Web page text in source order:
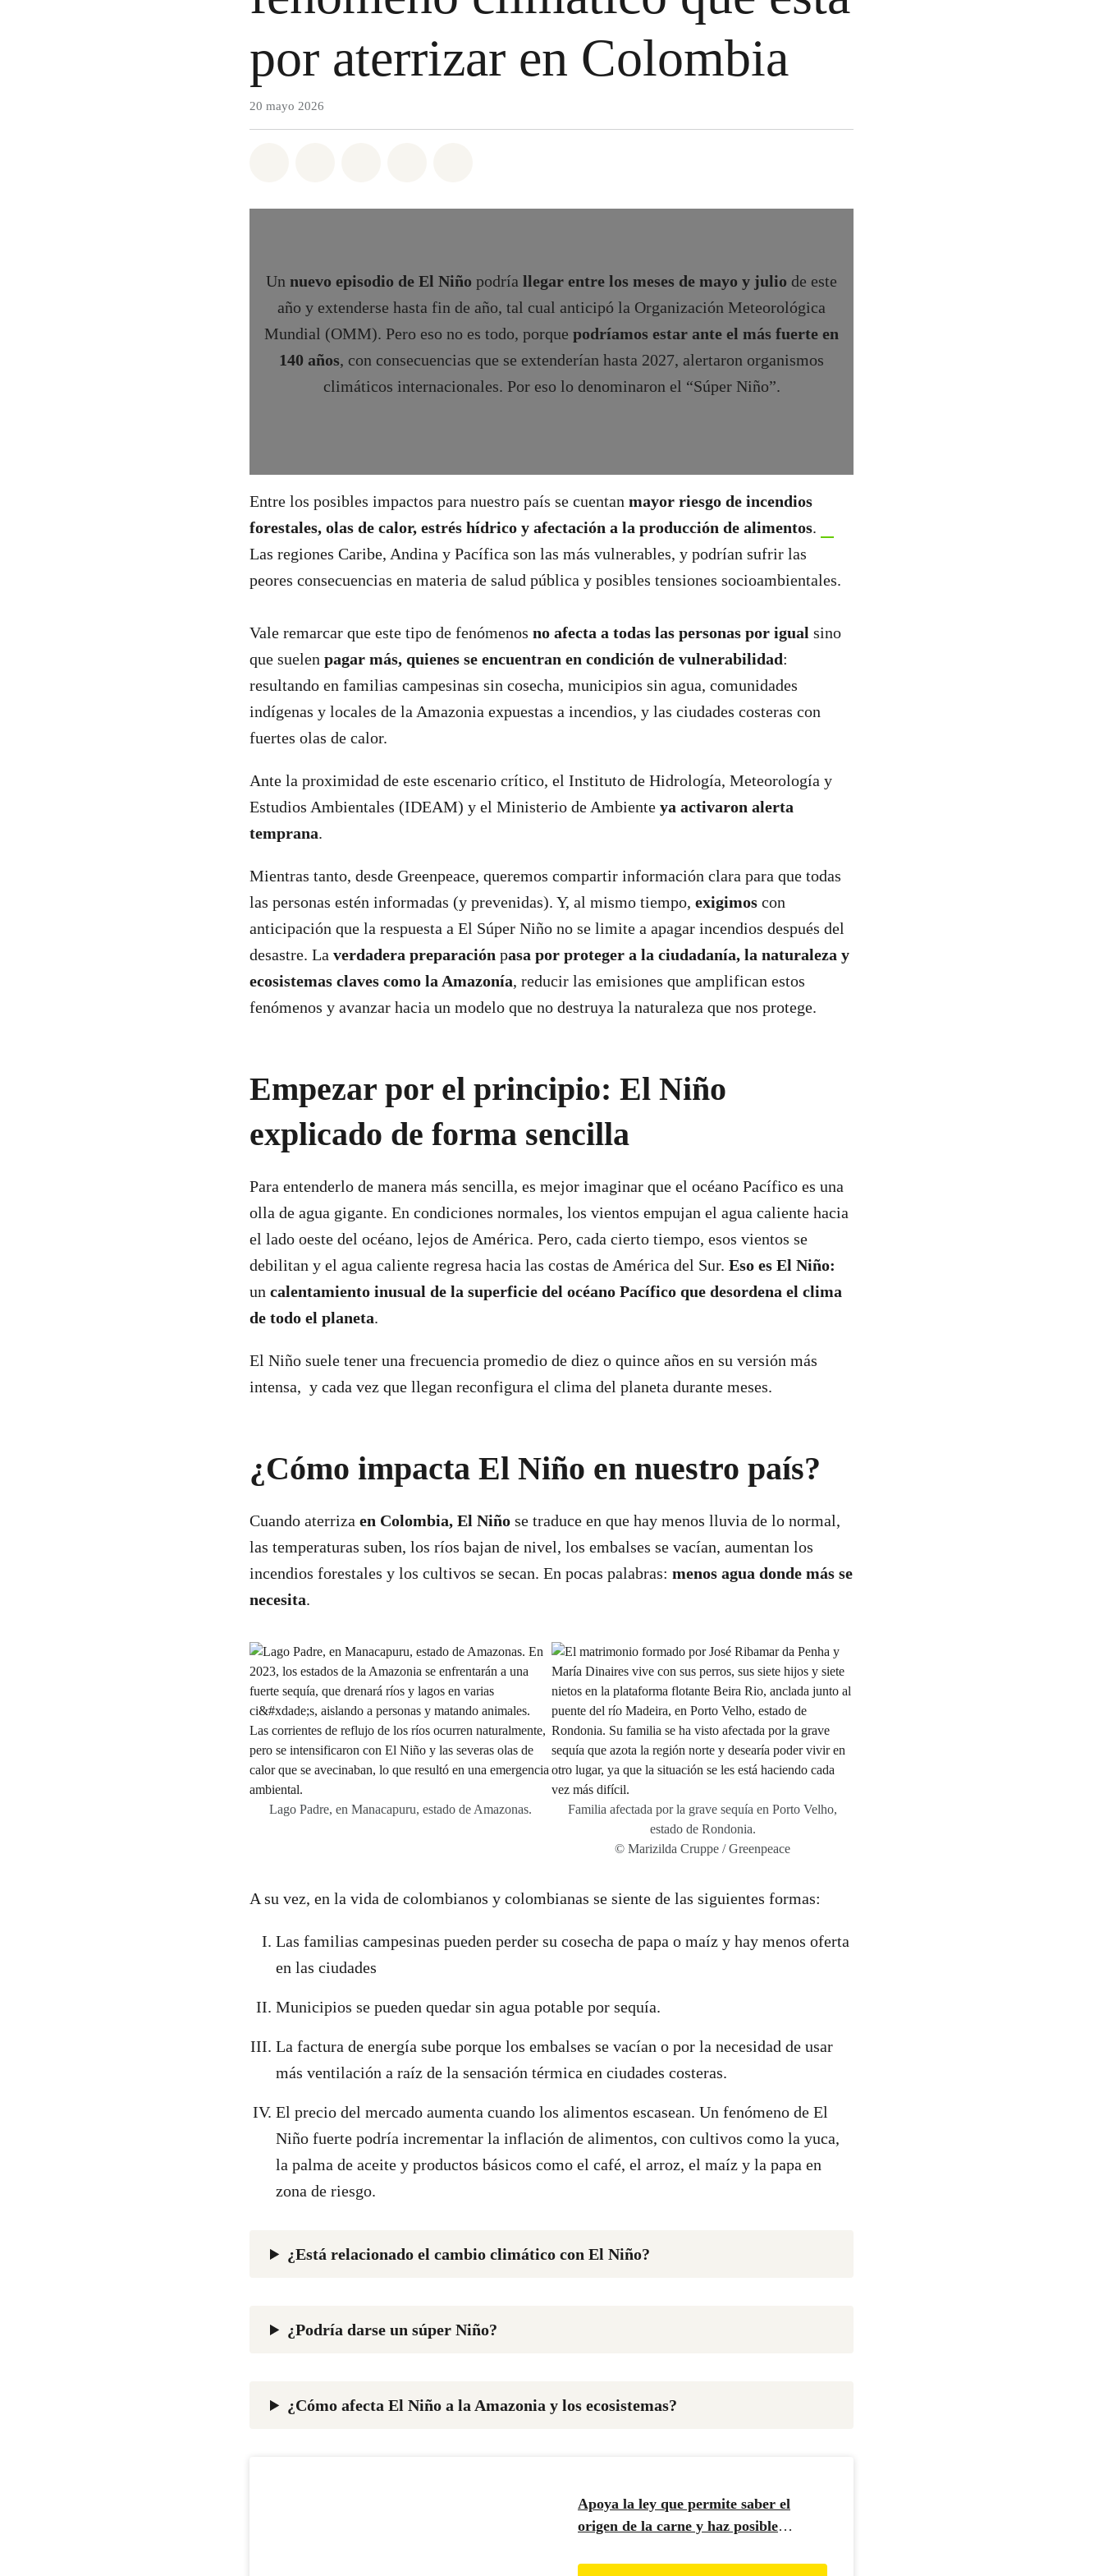
por aterrizar en Colombia
20 mayo 2026
Un nuevo episodio de El Niño podría llegar entre los meses de mayo y julio de este
año y extenderse hasta fin de año, tal cual anticipó la Organización Meteorológica
Mundial (OMM). Pero eso no es todo, porque podríamos estar ante el más fuerte en
140 años, con consecuencias que se extenderían hasta 2027, alertaron organismos
climáticos internacionales. Por eso lo denominaron el “Súper Niño”.
Entre los posibles impactos para nuestro país se cuentan mayor riesgo de incendios
forestales, olas de calor, estrés hídrico y afectación a la producción de alimentos.
Las regiones Caribe, Andina y Pacífica son las más vulnerables, y podrían sufrir las
peores consecuencias en materia de salud pública y posibles tensiones socioambientales.
Vale remarcar que este tipo de fenómenos no afecta a todas las personas por igual sino
que suelen pagar más, quienes se encuentran en condición de vulnerabilidad:
resultando en familias campesinas sin cosecha, municipios sin agua, comunidades
indígenas y locales de la Amazonia expuestas a incendios, y las ciudades costeras con
fuertes olas de calor.
Ante la proximidad de este escenario crítico, el Instituto de Hidrología, Meteorología y
Estudios Ambientales (IDEAM) y el Ministerio de Ambiente ya activaron alerta
temprana.
Mientras tanto, desde Greenpeace, queremos compartir información clara para que todas
las personas estén informadas (y prevenidas). Y, al mismo tiempo, exigimos con
anticipación que la respuesta a El Súper Niño no se limite a apagar incendios después del
desastre. La verdadera preparación pasa por proteger a la ciudadanía, la naturaleza y
ecosistemas claves como la Amazonía, reducir las emisiones que amplifican estos
fenómenos y avanzar hacia un modelo que no destruya la naturaleza que nos protege.
Empezar por el principio: El Niño
explicado de forma sencilla
Para entenderlo de manera más sencilla, es mejor imaginar que el océano Pacífico es una
olla de agua gigante. En condiciones normales, los vientos empujan el agua caliente hacia
el lado oeste del océano, lejos de América. Pero, cada cierto tiempo, esos vientos se
debilitan y el agua caliente regresa hacia las costas de América del Sur. Eso es El Niño:
un calentamiento inusual de la superficie del océano Pacífico que desordena el clima
de todo el planeta.
El Niño suele tener una frecuencia promedio de diez o quince años en su versión más
intensa, y cada vez que llegan reconfigura el clima del planeta durante meses.
¿Cómo impacta El Niño en nuestro país?
Cuando aterriza en Colombia, El Niño se traduce en que hay menos lluvia de lo normal,
las temperaturas suben, los ríos bajan de nivel, los embalses se vacían, aumentan los
incendios forestales y los cultivos se secan. En pocas palabras: menos agua donde más se
necesita.
Lago Padre, en Manacapuru, estado de Amazonas.
Familia afectada por la grave sequía en Porto Velho,
estado de Rondonia.
© Marizilda Cruppe / Greenpeace
A su vez, en la vida de colombianos y colombianas se siente de las siguientes formas:
Las familias campesinas pueden perder su cosecha de papa o maíz y hay menos oferta
en las ciudades
Municipios se pueden quedar sin agua potable por sequía.
La factura de energía sube porque los embalses se vacían o por la necesidad de usar
más ventilación a raíz de la sensación térmica en ciudades costeras.
El precio del mercado aumenta cuando los alimentos escasean. Un fenómeno de El
Niño fuerte podría incrementar la inflación de alimentos, con cultivos como la yuca,
la palma de aceite y productos básicos como el café, el arroz, el maíz y la papa en
zona de riesgo.
¿Está relacionado el cambio climático con El Niño?
¿Podría darse un súper Niño?
¿Cómo afecta El Niño a la Amazonia y los ecosistemas?
Apoya la ley que permite saber el
origen de la carne y haz posible